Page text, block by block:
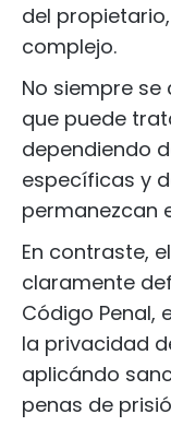
del
complejo.
No siempre se
que puede
dependiendo
específicas y
permanezcan
En contraste,
claramente
Código Penal,
la privacidad
aplicándo
penas de